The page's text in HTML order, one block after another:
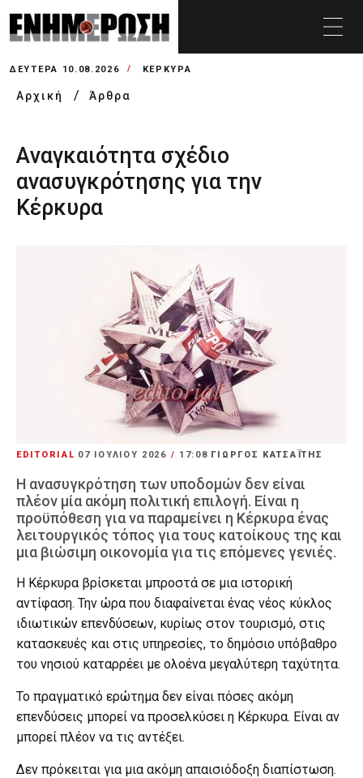
ΔΕΥΤΈΡΑ 10.08.2026 ΚΕΡΚΥΡΑ
Αρχική Άρθρα
Aναγκαιότητα σχέδιο
ανασυγκρότησης για την
Κέρκυρα
EDITORIAL 07 ΙΟΥΛΊΟΥ 2026 / 17:08 ΓΙΩΡΓΟΣ ΚΑΤΣΑΪΤΗΣ
Η ανασυγκρότηση των υποδομών δεν είναι
πλέον μία ακόμη πολιτική επιλογή. Είναι η
προϋπόθεση για να παραμείνει η Κέρκυρα ένας
λειτουργικός τόπος για τους κατοίκους της και
μια βιώσιμη οικονομία για τις επόμενες γενιές.
Η Κέρκυρα βρίσκεται μπροστά σε μια ιστορική
αντίφαση. Την ώρα που διαφαίνεται ένας νέος κύκλος
ιδιωτικών επενδύσεων, κυρίως στον τουρισμό, στις
κατασκευές και στις υπηρεσίες, το δημόσιο υπόβαθρο
του νησιού καταρρέει με ολοένα μεγαλύτερη ταχύτητα.
Το πραγματικό ερώτημα δεν είναι πόσες ακόμη
επενδύσεις μπορεί να προσελκύσει η Κέρκυρα. Είναι αν
μπορεί πλέον να τις αντέξει.
Δεν πρόκειται για μια ακόμη απαισιόδοξη διαπίστωση.